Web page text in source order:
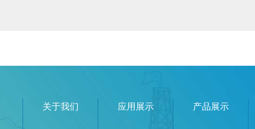
关于我们 应用展示 产品展示